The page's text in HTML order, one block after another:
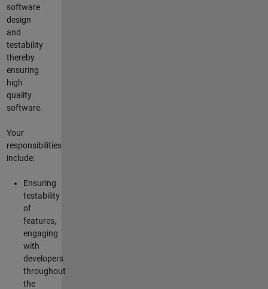
software
design
and
testability
thereby
ensuring
high
quality
software.
Your
responsibilities
include:
Ensuring
testability
of
features,
engaging
with
developers
throughout
the